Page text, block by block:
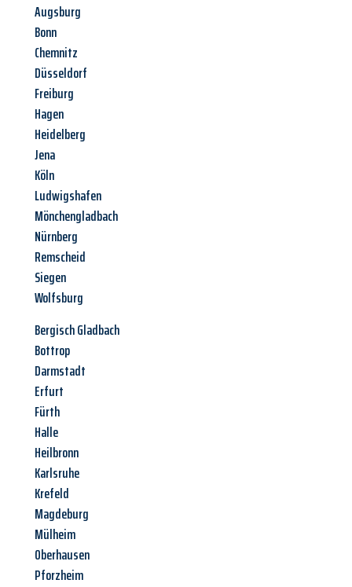
Augsburg
Bonn
Chemnitz
Düsseldorf
Freiburg
Hagen
Heidelberg
Jena
Köln
Ludwigshafen
Mönchengladbach
Nürnberg
Remscheid
Siegen
Wolfsburg
Bergisch Gladbach
Bottrop
Darmstadt
Erfurt
Fürth
Halle
Heilbronn
Karlsruhe
Krefeld
Magdeburg
Mülheim
Oberhausen
Pforzheim